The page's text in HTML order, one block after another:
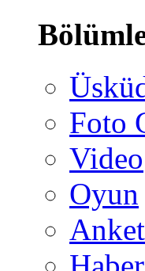
Foto
Video
Oyun